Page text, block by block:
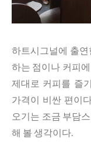
하트시그널에 출연
하는 점이나 커피
제대로 커피를 즐
가격이 비싼 편이
오기는 조금 부담
해 볼 생각이다.